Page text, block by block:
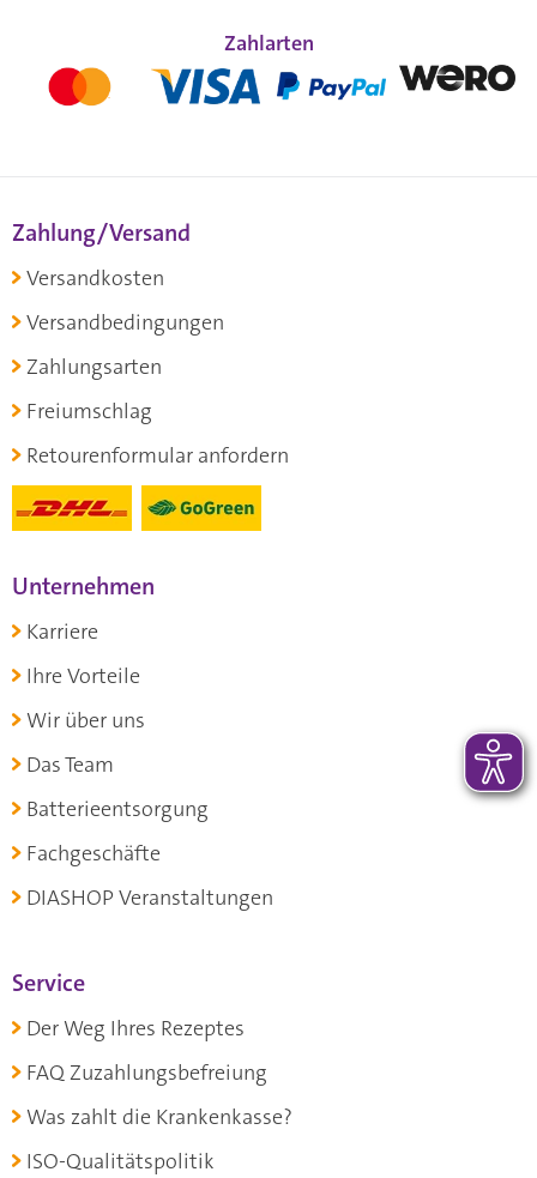
Zahlarten
Zahlung/Versand
Versandkosten
Versandbedingungen
Zahlungsarten
Freiumschlag
Retourenformular anfordern
Unternehmen
Karriere
Ihre Vorteile
Wir über uns
Das Team
Batterieentsorgung
Fachgeschäfte
DIASHOP Veranstaltungen
Service
Der Weg Ihres Rezeptes
FAQ Zuzahlungsbefreiung
Was zahlt die Krankenkasse?
ISO-Qualitätspolitik